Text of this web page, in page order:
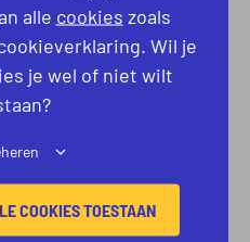
farmacieof
alle cookies zoals
Wil je
je wel of niet wilt
COOKIES TOESTAAN